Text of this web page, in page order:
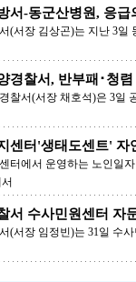
서-동군산병원, 응급
(서장 김상곤)는 지난 3일
경찰서, 반부패･청
찰서(서장 채호석)은 3일
센터'생태도센트' 자
터에서 운영하는 노인일
서 수사민원센터 자
(서장 임정빈)는 31일 수